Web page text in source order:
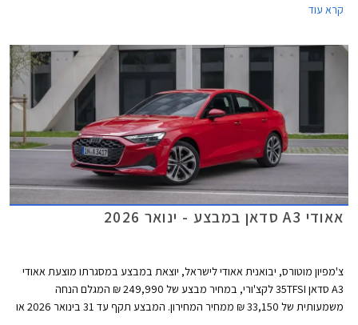
קרא עוד
אאודי A3 סדאן במבצע - ינואר 2026
צ'מפיון מוטורס, יבואנית אאודי לישראל, יוצאת במבצע במסגרתו מוצעת אאודי
A3 סדאן 35TFSI לקצ'ורי, במחיר מבצע של 249,990 ₪ המגלם הנחה
משמעותית של 33,150 ₪ ממחיר המחירון. המבצע תקף עד 31 בינואר 2026 או